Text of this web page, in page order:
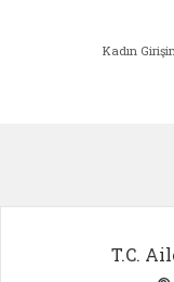
Kadın
T.C.